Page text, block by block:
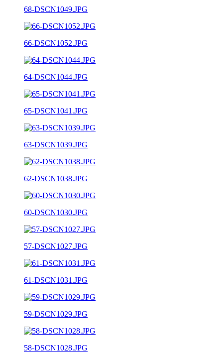
68-DSCN1049.JPG
66-DSCN1052.JPG
64-DSCN1044.JPG
65-DSCN1041.JPG
63-DSCN1039.JPG
62-DSCN1038.JPG
60-DSCN1030.JPG
57-DSCN1027.JPG
61-DSCN1031.JPG
59-DSCN1029.JPG
58-DSCN1028.JPG